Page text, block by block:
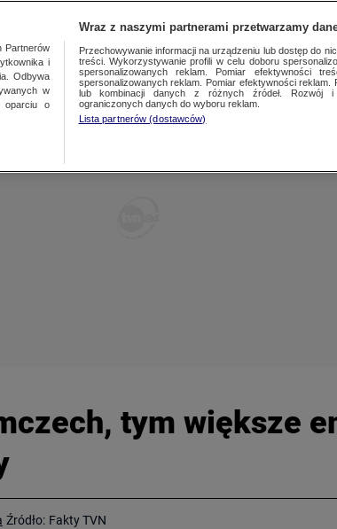
PO FAKTACH FAKTY O ŚWIECIE
tym większe
Źródło: Fakty TVN
Partnerów
i
Odbywa
w
oparciu o
Wraz z naszymi partnerami przetwarzamy
Przechowywanie informacji na urządzeniu lub dostęp do
treści. Wykorzystywanie profili w celu doboru
spersonalizowanych reklam. Pomiar efektywności
spersonalizowanych reklam. Pomiar efektywności
lub kombinacji danych z różnych źródeł. Rozwój i
ograniczonych danych do wyboru reklam.
Lista partnerów (dostawców)